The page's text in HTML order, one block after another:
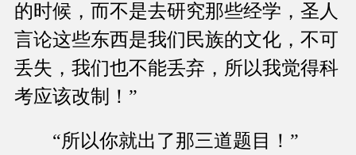
的时候，而不是去研究那些经学，圣人
言论这些东西是我们民族的文化，不可
丢失，我们也不能丢弃，所以我觉得科
考应该改制！”
“所以你就出了那三道题目！”